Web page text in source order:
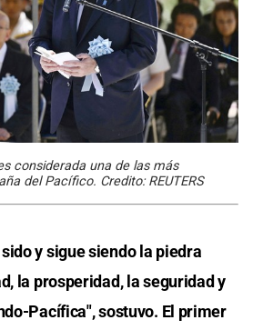
considerada una de las más
del Pacífico. Credito: REUTERS
y sigue siendo la piedra
la prosperidad, la seguridad y
Pacífica", sostuvo. El primer